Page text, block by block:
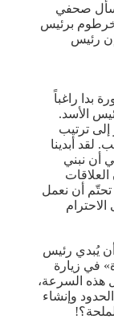
سأل صحفي
برئيس
رئيس
بدا راغباً
الأسد.
ترتيب
لقد أبدينا
أن نبني
تحتّم أن نعمل
يُبدي رئيس
في زيارة
هذه السرعة،
وإنشاء